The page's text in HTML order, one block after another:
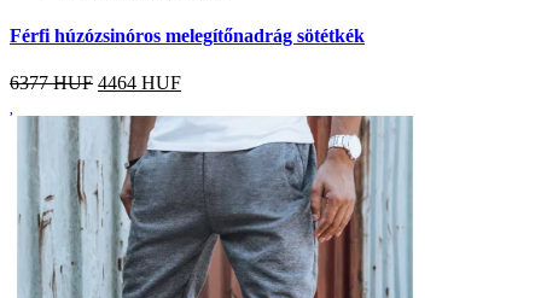
Férfi húzózsinóros melegítőnadrág sötétkék
6377 HUF 4464 HUF